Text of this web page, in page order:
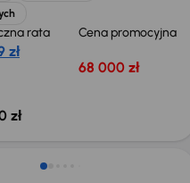
rata
zł
Cena promocyjna
68 000 zł
zł